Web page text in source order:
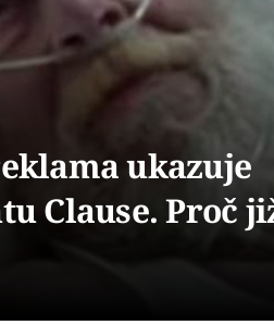
ukazuje
Clause. Proč